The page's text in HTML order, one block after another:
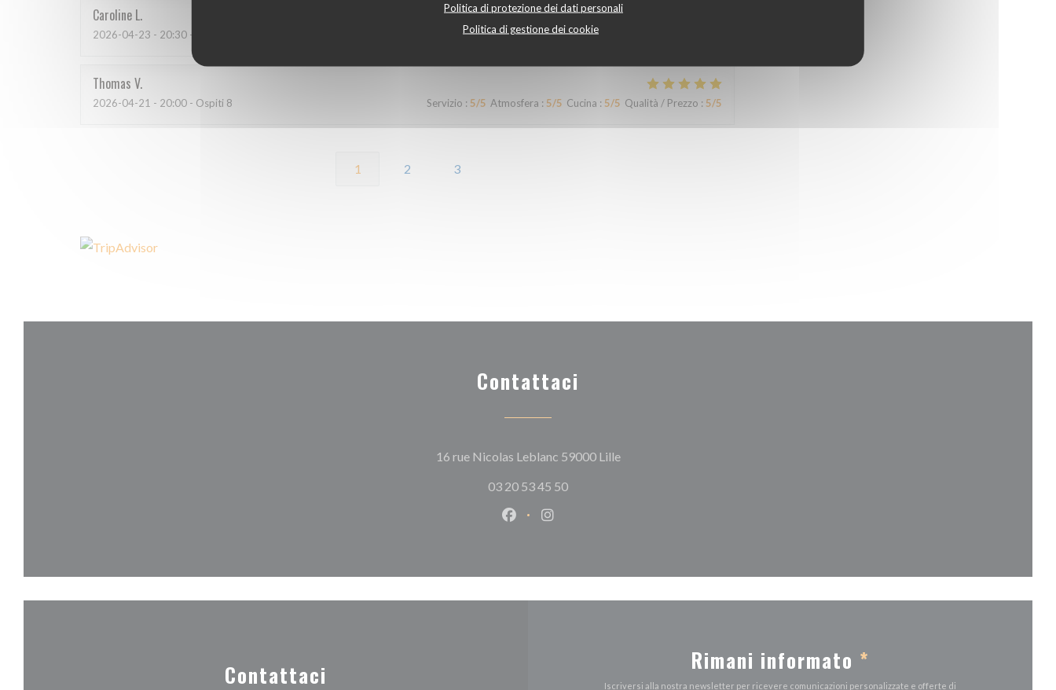
Politica di protezione dei dati personali
Politica di gestione dei cookie
Caroline L
2026-04-23 - 20:30 - Ospiti 4 :5/5 Atmosfera:5/5 Cucina:
Thomas V
2026-04-21 - 20:00 - Ospiti 8 Servizio : 5/5 Atmosfera : 5/5 Cucina : 5/5 Qualità / Prezzo : 5/5
1 2 3
Contattaci
16 rue Nicolas Leblanc 59000 Lille((apre una nuova finestra))
03 20 53 45 50
Facebook ((apre una nuova finestra))
Instagram ((apre una nuova finestra))
Contattaci
Rimani informato *
Iscriversi alla nostra newsletter per ricevere comunicazioni personalizzate e offerte di